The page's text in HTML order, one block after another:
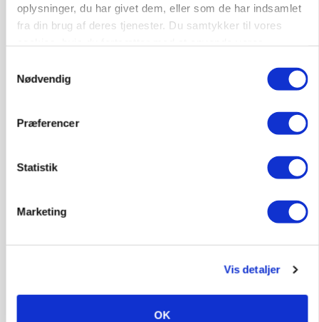
oplysninger, du har givet dem, eller som de har indsamlet
fra din brug af deres tjenester. Du samtykker til vores
Nødvendig
Præferencer
Statistik
Marketing
Vis detaljer
OK
Klimastald
9670, Løgstør 03. aug.
KWS Rallys topper årets sortsforsøg i vinterbyg